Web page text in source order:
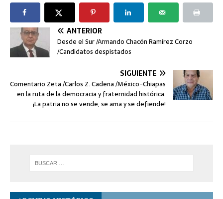
ANTERIOR
Desde el Sur /Armando Chacón Ramírez Corzo
/Candidatos despistados
SIGUIENTE
Comentario Zeta /Carlos Z. Cadena /México-Chiapas
en la ruta de la democracia y fraternidad histórica.
¡La patria no se vende, se ama y se defiende!